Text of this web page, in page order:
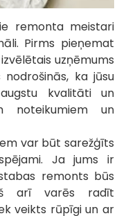
remonta meistari
Pirms pieņemat
uzņēmums
ka jūsu
kvalitāti un
noteikumiem un
var būt sarežģīts
Ja jums ir
remonts būs
arī varēs radīt
veikts rūpīgi un ar